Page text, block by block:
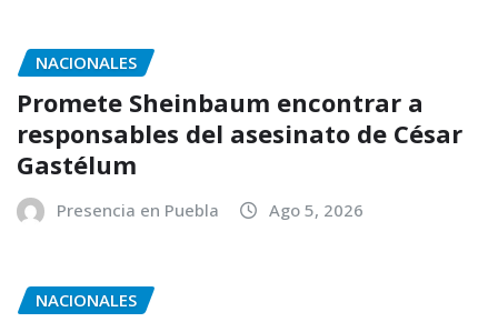
NACIONALES
Promete Sheinbaum encontrar a
responsables del asesinato de César
Gastélum
Presencia en Puebla Ago 5, 2026
NACIONALES